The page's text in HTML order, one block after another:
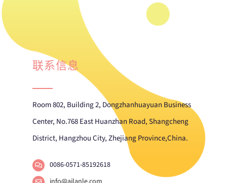
联系信息
Room 802, Building 2, Dongzhanhuayuan Business
Center, No.768 East Huanzhan Road, Shangcheng
District, Hangzhou City, Zhejiang Province,China.
0086-0571-85192618